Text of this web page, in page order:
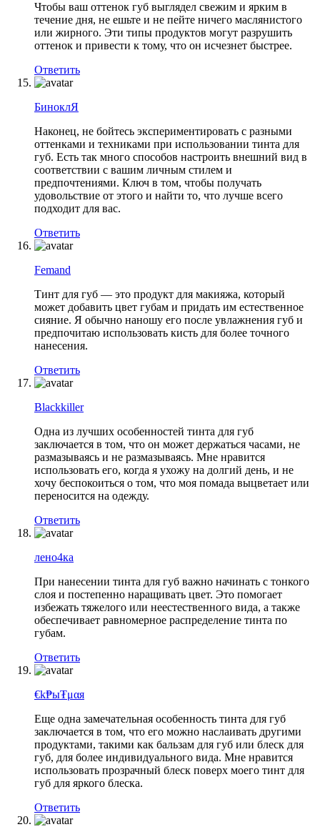
Чтобы ваш оттенок губ выглядел свежим и ярким в
течение дня, не ешьте и не пейте ничего маслянистого
или жирного. Эти типы продуктов могут разрушить
оттенок и привести к тому, что он исчезнет быстрее.
Ответить
БиноклЯ
Наконец, не бойтесь экспериментировать с разными
оттенками и техниками при использовании тинта для
губ. Есть так много способов настроить внешний вид в
соответствии с вашим личным стилем и
предпочтениями. Ключ в том, чтобы получать
удовольствие от этого и найти то, что лучше всего
подходит для вас.
Ответить
Femand
Тинт для губ — это продукт для макияжа, который
может добавить цвет губам и придать им естественное
сияние. Я обычно наношу его после увлажнения губ и
предпочитаю использовать кисть для более точного
нанесения.
Ответить
Blackkiller
Одна из лучших особенностей тинта для губ
заключается в том, что он может держаться часами, не
размазываясь и не размазываясь. Мне нравится
использовать его, когда я ухожу на долгий день, и не
хочу беспокоиться о том, что моя помада выцветает или
переносится на одежду.
Ответить
лено4ка
При нанесении тинта для губ важно начинать с тонкого
слоя и постепенно наращивать цвет. Это помогает
избежать тяжелого или неестественного вида, а также
обеспечивает равномерное распределение тинта по
губам.
Ответить
€k₱ы₮μαя
Еще одна замечательная особенность тинта для губ
заключается в том, что его можно наслаивать другими
продуктами, такими как бальзам для губ или блеск для
губ, для более индивидуального вида. Мне нравится
использовать прозрачный блеск поверх моего тинт для
губ для яркого блеска.
Ответить